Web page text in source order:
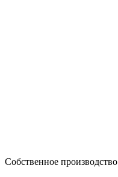
Собственное производство